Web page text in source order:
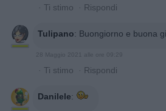
· Ti stimo · Rispondi
Tulipano: Buongiorno e buona
28 Maggio 2021 alle ore 09:29
· Ti stimo · Rispondi
Danilele: